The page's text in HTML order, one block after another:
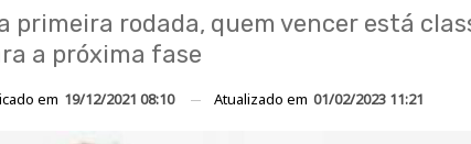
primeira rodada, quem vencer está
a próxima fase
em 19/12/2021 08:10 Atualizado em 01/02/2023 11:21